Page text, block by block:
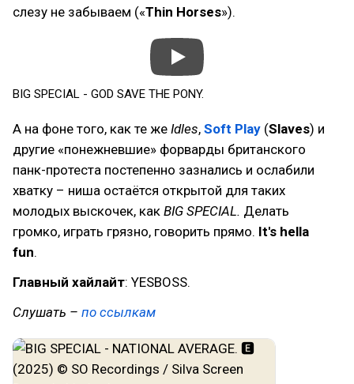
слезу не забываем («Thin Horses»).
BIG SPECIAL - GOD SAVE THE PONY.
А на фоне того, как те же Idles, Soft Play (Slaves) и
другие «понежневшие» форварды британского
панк-протеста постепенно зазнались и ослабили
хватку – ниша остаётся открытой для таких
молодых выскочек, как BIG SPECIAL. Делать
громко, играть грязно, говорить прямо. It's hella
fun.
Главный хайлайт: YESBOSS.
Слушать – по ссылкам